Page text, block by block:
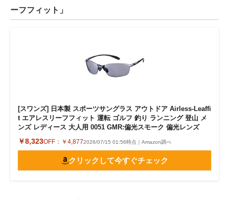
ーフフィット」
[スワンズ] 日本製 スポーツサングラス アウトドア Airless-Leaffi
t エアレスリーフフィット 運転 ゴルフ 釣り ランニング 登山 メ
ンズ レディース 大人用 0051 GMR:偏光スモーク 偏光レンズ
￥8,323OFF： ￥4,8772026/07/15 01:56時点｜Amazon調べ
クリックして今すぐチェック